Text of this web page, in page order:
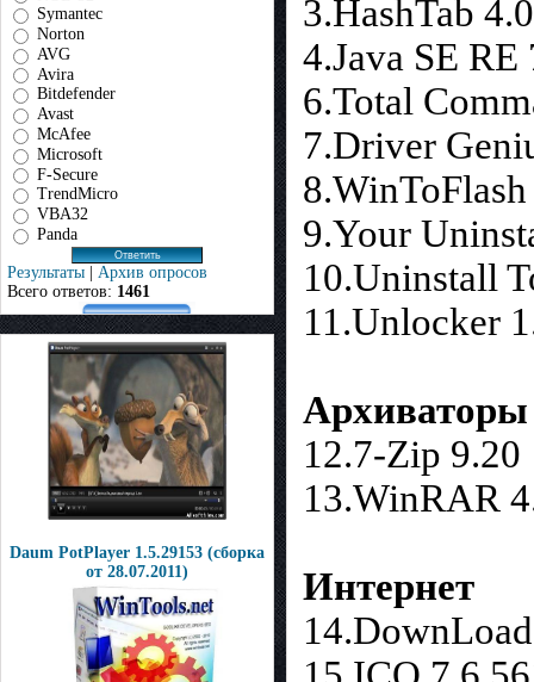
Symantec
Norton
AVG
Avira
Bitdefender
Avast
McAfee
Microsoft
F-Secure
TrendMicro
VBA32
Panda
Результаты | Архив опросов
Всего ответов: 1461
Daum PotPlayer 1.5.29153 (сборка
от 28.07.2011)
3.HashTab
4.Java SE
6.Total
7.Driver
9.Your
10.Uninstall
11.Unlocker
Архиваторы
12.7-Zip 9.20
13.WinRAR
Интернет